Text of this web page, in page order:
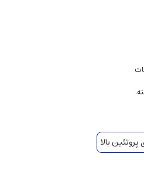
خودداری کنید.
خشک و خنک (15-25 درجه سانتی‌گراد) و دور از دسترس کودکان
متنوع نیست.
بالا